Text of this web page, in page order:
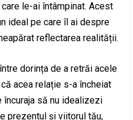
le-ai întâmpinat. Acest
ideal pe care îl ai despre
reflectarea realității.
dorința de a retrăi acele
acea relație s-a încheiat
încuraja să nu idealizezi
prezentul și viitorul tău,